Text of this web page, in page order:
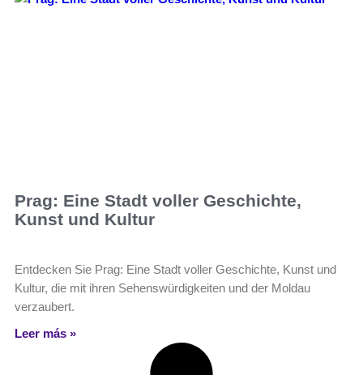
Prag: Eine Stadt voller Geschichte,
Kunst und Kultur
Entdecken Sie Prag: Eine Stadt voller Geschichte, Kunst und
Kultur, die mit ihren Sehenswürdigkeiten und der Moldau
verzaubert.
Leer más »